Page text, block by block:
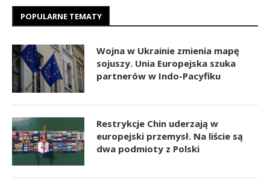
POPULARNE TEMATY
Wojna w Ukrainie zmienia mapę
sojuszy. Unia Europejska szuka
partnerów w Indo-Pacyfiku
Restrykcje Chin uderzają w
europejski przemysł. Na liście są
dwa podmioty z Polski